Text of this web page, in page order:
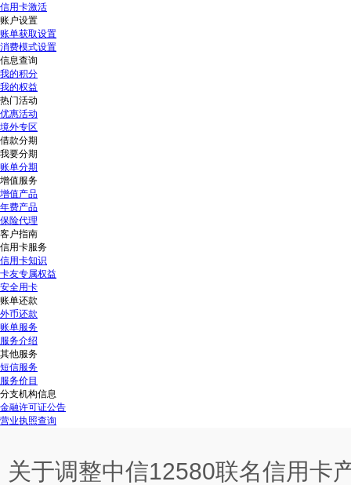
信用卡激活
账户设置
账单获取设置
消费模式设置
信息查询
我的积分
我的权益
热门活动
优惠活动
境外专区
借款分期
我要分期
账单分期
增值服务
增值产品
年费产品
保险代理
客户指南
信用卡服务
信用卡知识
卡友专属权益
安全用卡
账单还款
外币还款
账单服务
服务介绍
其他服务
短信服务
服务价目
分支机构信息
金融许可证公告
营业执照查询
关于调整中信12580联名信用卡